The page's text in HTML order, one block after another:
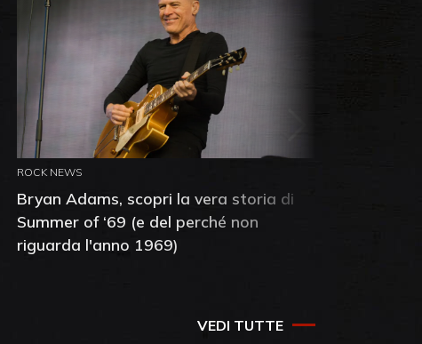
ROCK NEWS
Bryan Adams, scopri la vera storia di
Summer of ‘69 (e del perché non
riguarda l'anno 1969)
VEDI TUTTE